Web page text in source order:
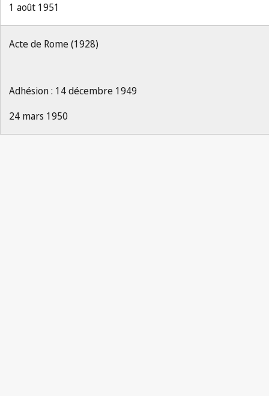
1 août 1951
Acte de Rome (1928)
Adhésion : 14 décembre 1949
24 mars 1950